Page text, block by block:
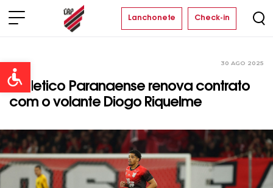
Open toolbar
Lanchonete Check-in
30 AGO 2025
Athletico Paranaense renova contrato
com o volante Diogo Riquelme